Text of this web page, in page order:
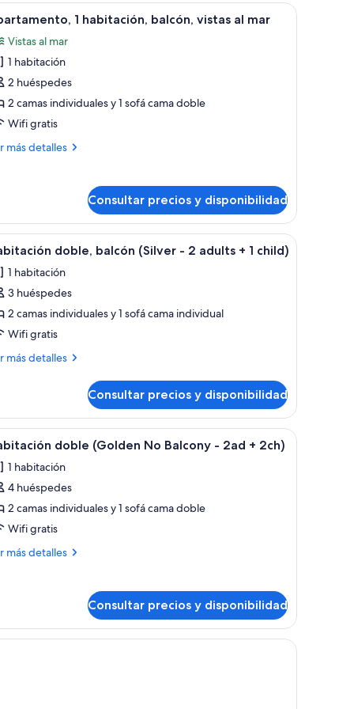
blancos al fondo.
con televisor, un cuadro en la pared y vistas al exterior.
Habitación de hotel con dos camas, un
5 1 habitación, balcón, vistas al mar
Vistas al mar
1 habitación
2 huéspedes
2 camas individuales y 1 sofá cama doble
Wifi gratis
más detalles
Consultar precios y disponibilidad
cama grande, piso de madera, un televisor de pantalla plana y un
Una habitación de hotel moderna con una
7 doble, balcón (Silver - 2 adults + 1 child)
1 habitación
3 huéspedes
2 camas individuales y 1 sofá cama individual
Wifi gratis
más detalles
Consultar precios y disponibilidad
cama grande, un tocador con espejo y vistas al exterior.
Una habitación de hotel moderna con una
9 doble (Golden No Balcony - 2ad + 2ch)
1 habitación
4 huéspedes
2 camas individuales y 1 sofá cama doble
Wifi gratis
más detalles
Consultar precios y disponibilidad
cama grande, un tocador con espejo y vistas al exterior.